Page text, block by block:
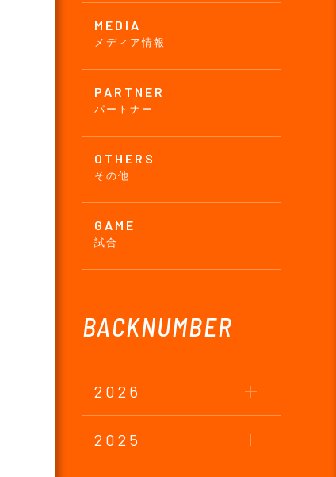
MEDIA
メディア情報
PARTNER
パートナー
OTHERS
その他
GAME
試合
BACKNUMBER
2026
2025